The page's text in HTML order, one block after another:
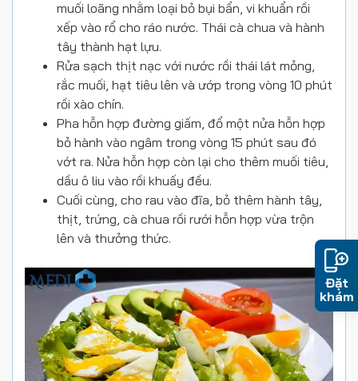
muối loãng nhằm loại bỏ bụi bẩn, vi khuẩn rồi
xếp vào rổ cho ráo nước. Thái cà chua và hành
tây thành hạt lựu.
Rửa sạch thịt nạc với nước rồi thái lát mỏng,
rắc muối, hạt tiêu lên và ướp trong vòng 10 phút
rồi xào chín.
Pha hỗn hợp đường giấm, đổ một nửa hỗn hợp
bỏ hành vào ngâm trong vòng 15 phút sau đó
vớt ra. Nửa hỗn hợp còn lại cho thêm muối tiêu,
dầu ô liu vào rồi khuấy đều.
Cuối cùng, cho rau vào đĩa, bỏ thêm hành tây,
thịt, trứng, cà chua rồi rưới hỗn hợp vừa trộn
lên và thưởng thức.
Đặt
khám